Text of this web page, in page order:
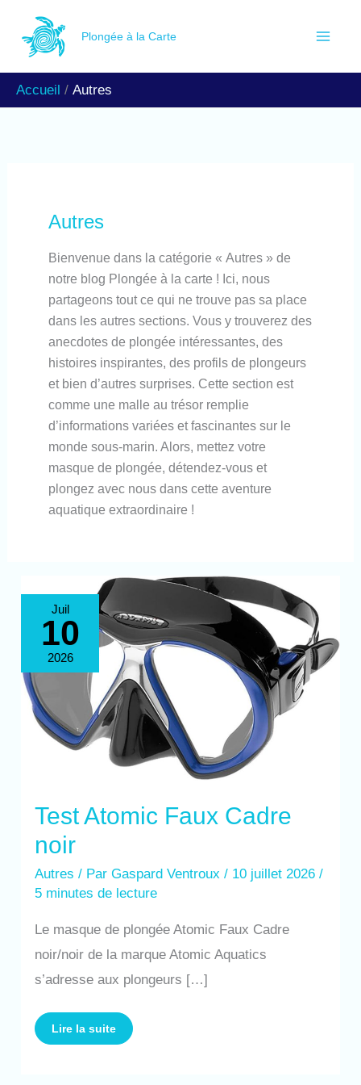
contenu
Plongée à la Carte
Accueil Autres
Autres
Bienvenue dans la catégorie « Autres » de
notre blog Plongée à la carte ! Ici, nous
partageons tout ce qui ne trouve pas sa place
dans les autres sections. Vous y trouverez des
anecdotes de plongée intéressantes, des
histoires inspirantes, des profils de plongeurs
et bien d’autres surprises. Cette section est
comme une malle au trésor remplie
d’informations variées et fascinantes sur le
monde sous-marin. Alors, mettez votre
masque de plongée, détendez-vous et
plongez avec nous dans cette aventure
aquatique extraordinaire !
Juil
10
2026
Test Atomic Faux Cadre
noir
Autres / ParGaspard Ventroux/ 10 juillet 2026/
5 minutes de lecture
Le masque de plongée Atomic Faux Cadre
noir/noir de la marque Atomic Aquatics
s’adresse aux plongeurs […]
Atomic
Faux
Cadre
noir
Lire la suite
e
h